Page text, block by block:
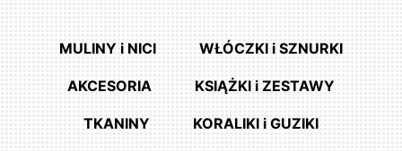
MULINY i NICI WŁÓCZKI i SZNURKI
AKCESORIA KSIĄŻKI i ZESTAWY
TKANINY KORALIKI i GUZIKI